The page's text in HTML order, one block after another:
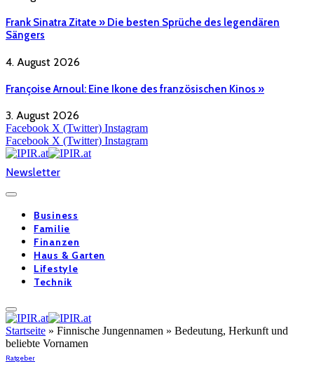
Frank Sinatra Zitate » Die besten Sprüche des legendären
Sängers
4. August 2026
Françoise Arnoul: Eine Ikone des französischen Kinos »
3. August 2026
Facebook X (Twitter) Instagram
Facebook X (Twitter) Instagram
Newsletter
Business
Familie
Finanzen
Haus & Garten
Lifestyle
Technik
Startseite » Finnische Jungennamen » Bedeutung, Herkunft und
beliebte Vornamen
Ratgeber